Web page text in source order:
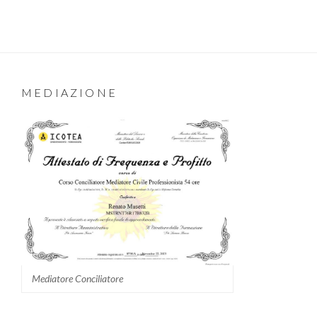
MEDIAZIONE
Mediatore Conciliatore